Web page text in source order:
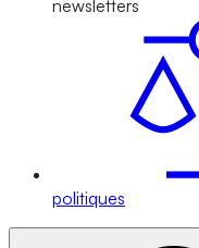
newsletters
politiques